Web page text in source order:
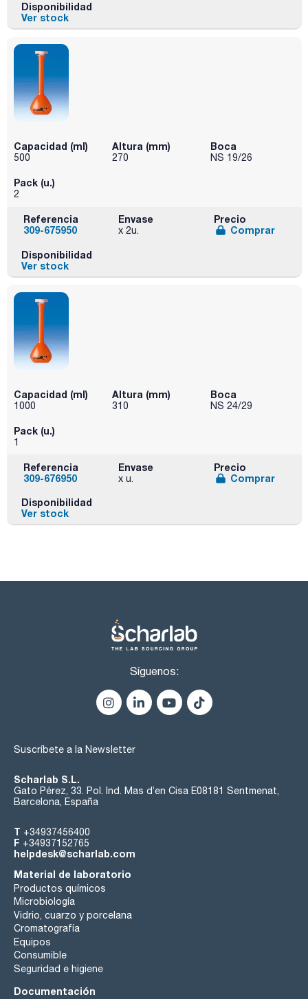
Disponibilidad
Ver stock
Capacidad (ml)
500
Altura (mm)
270
Boca
NS 19/26
Pack (u.)
2
Referencia
309-675950
Envase
x 2u.
Precio
Comprar
Disponibilidad
Ver stock
Capacidad (ml)
1000
Altura (mm)
310
Boca
NS 24/29
Pack (u.)
1
Referencia
309-676950
Envase
x u.
Precio
Comprar
Disponibilidad
Ver stock
Síguenos:
Suscríbete a la Newsletter
Scharlab S.L.
Gato Pérez, 33. Pol. Ind. Mas d’en Cisa E08181 Sentmenat,
Barcelona, España
T +34937456400
F +34937152765
helpdesk@scharlab.com
Material de laboratorio
Productos químicos
Microbiología
Vidrio, cuarzo y porcelana
Cromatografía
Equipos
Consumible
Seguridad e higiene
Documentación